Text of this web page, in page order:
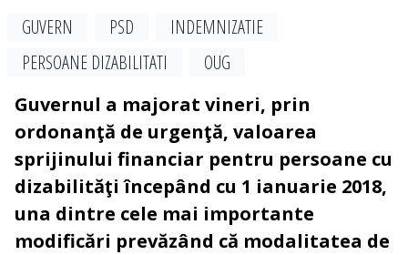
GUVERN PSD
INDEMNIZATIE
PERSOANE DIZABILITATI
OUG
Guvernul a majorat vineri, prin
ordonanţă de urgenţă, valoarea
sprijinului financiar pentru persoane cu
dizabilităţi începând cu 1 ianuarie 2018,
una dintre cele mai importante
modificări prevăzând că modalitatea de